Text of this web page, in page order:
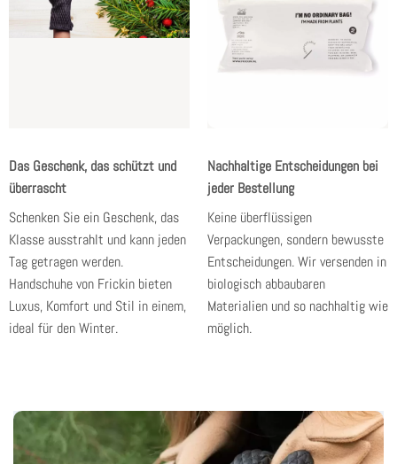
Das Geschenk, das schützt und
überrascht
Schenken Sie ein Geschenk, das
Klasse ausstrahlt und kann jeden
Tag getragen werden.
Handschuhe von Frickin bieten
Luxus, Komfort und Stil in einem,
ideal für den Winter.
Nachhaltige Entscheidungen bei
jeder Bestellung
Keine überflüssigen
Verpackungen, sondern bewusste
Entscheidungen. Wir versenden in
biologisch abbaubaren
Materialien und so nachhaltig wie
möglich.